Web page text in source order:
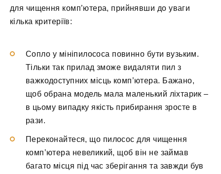
для чищення комп’ютера, прийнявши до уваги
кілька критеріїв:
Сопло у мініпилососа повинно бути вузьким.
Тільки так прилад зможе видаляти пил з
важкодоступних місць комп’ютера. Бажано,
щоб обрана модель мала маленький ліхтарик –
в цьому випадку якість прибирання зросте в
рази.
Переконайтеся, що пилосос для чищення
комп’ютера невеликий, щоб він не займав
багато місця під час зберігання та завжди був